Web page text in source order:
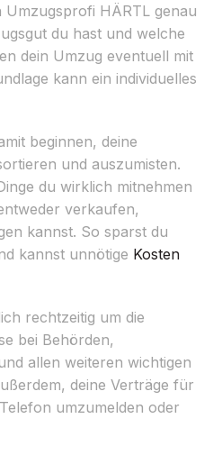
HÄRTL genau
du hast und welche
dein Umzug eventuell mit
kann ein individuelles
beginnen, deine
und auszumisten.
du wirklich mitnehmen
verkaufen,
kannst. So sparst du
kannst unnötige Kosten
rechtzeitig um die
bei Behörden,
allen weiteren wichtigen
deine Verträge für
umzumelden oder